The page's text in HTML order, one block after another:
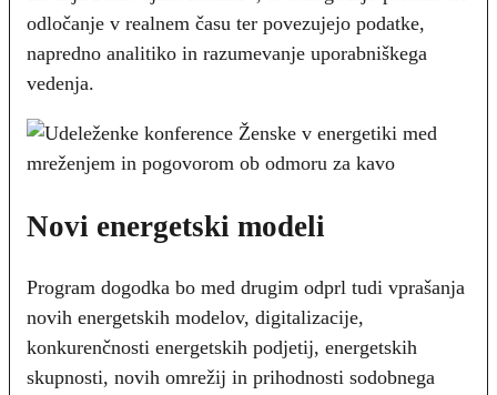
odločanje v realnem času ter povezujejo podatke,
napredno analitiko in razumevanje uporabniškega
vedenja.
Novi energetski modeli
Program dogodka bo med drugim odprl tudi vprašanja
novih energetskih modelov, digitalizacije,
konkurenčnosti energetskih podjetij, energetskih
skupnosti, novih omrežij in prihodnosti sodobnega